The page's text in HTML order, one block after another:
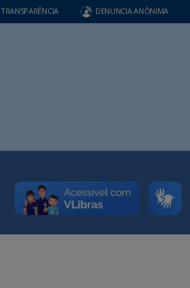
TRANSPARÊNCIA DENUNCIA ANÔNIMA